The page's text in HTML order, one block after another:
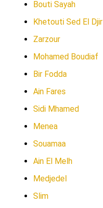
Bouti Sayah
Khetouti Sed El Djir
Zarzour
Mohamed Boudiaf
Bir Fodda
Ain Fares
Sidi Mhamed
Menea
Souamaa
Ain El Melh
Medjedel
Slim